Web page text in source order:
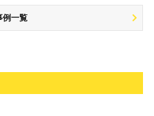
反
業員逮捕，予防法務等）
例一覧